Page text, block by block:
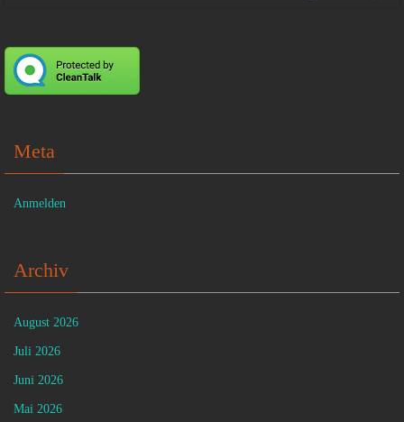
Meta
Anmelden
Archiv
August 2026
Juli 2026
Juni 2026
Mai 2026